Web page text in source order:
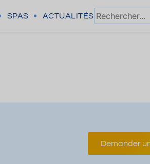
SPAS ACTUALITÉS
Demander